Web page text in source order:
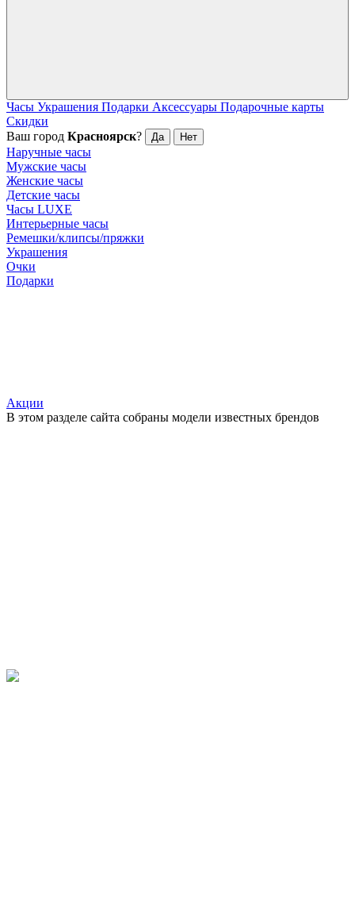
Часы Украшения Подарки Аксессуары Подарочные карты
Скидки
Ваш город Красноярск? Да Нет
Наручные часы
Мужские часы
Женские часы
Детские часы
Часы LUXE
Интерьерные часы
Ремешки/клипсы/пряжки
Украшения
Очки
Подарки
Акции
В этом разделе сайта собраны модели известных брендов